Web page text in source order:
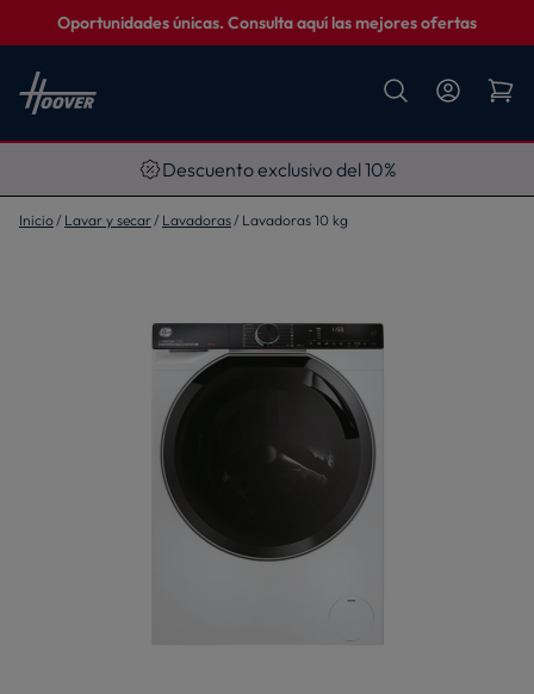
Oportunidades únicas. Consulta aquí las mejores ofertas
Descuento exclusivo del 10%
Inicio Lavar y secar Lavadoras Lavadoras 10 kg